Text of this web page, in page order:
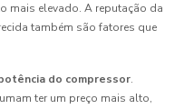
mais elevado. A reputação da
também são fatores que
do compressor.
ter um preço mais alto,